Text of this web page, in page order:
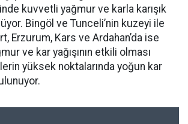
kuvvetli yağmur ve karla karışık
Bingöl ve Tunceli’nin kuzeyi ile
Erzurum, Kars ve Ardahan’da ise
ve kar yağışının etkili olması
yüksek noktalarında yoğun kar